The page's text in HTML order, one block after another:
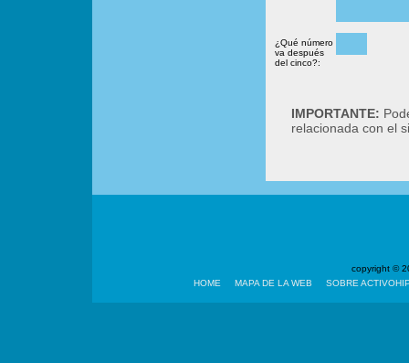
¿Qué número
va después
del cinco?:
IMPORTANTE:
relacionada con el
copyright ©
HOME
MAPA DE LA WEB SOBRE